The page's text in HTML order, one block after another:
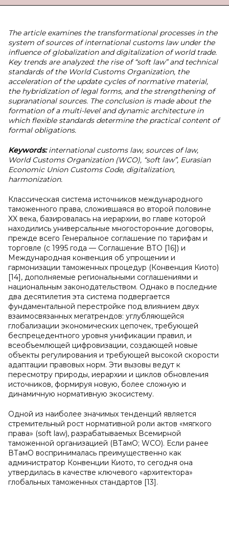
The article examines the transformational processes in the
system of sources of international customs law under the
influence of globalization and digitalization of world trade.
Key trends are analyzed: the rise of “soft law” and technical
standards of the World Customs Organization, the
acceleration of the update cycles of normative material,
the hybridization of legal forms, and the strengthening of
supranational sources. The conclusion is made about the
formation of a multi-level and dynamic architecture in
which flexible standards determine the practical content of
formal obligations.
Keywords:international customs law, sources of law,
World Customs Organization (WCO), “soft law”, Eurasian
Economic Union Customs Code, digitalization,
harmonization.
Классическая система источников международного
таможенного права, сложившаяся во второй половине
XX века, базировалась на иерархии, во главе которой
находились универсальные многосторонние договоры,
прежде всего Генеральное соглашение по тарифам и
торговле (с 1995 года — Соглашение ВТО [16]) и
Международная конвенция об упрощении и
гармонизации таможенных процедур (Конвенция Киото)
[14], дополняемые региональными соглашениями и
национальным законодательством. Однако в последние
два десятилетия эта система подвергается
фундаментальной перестройке под влиянием двух
взаимосвязанных мегатрендов: углубляющейся
глобализации экономических цепочек, требующей
беспрецедентного уровня унификации правил, и
всеобъемлющей цифровизации, создающей новые
объекты регулирования и требующей высокой скорости
адаптации правовых норм. Эти вызовы ведут к
пересмотру природы, иерархии и циклов обновления
источников, формируя новую, более сложную и
динамичную нормативную экосистему.
Одной из наиболее значимых тенденций является
стремительный рост нормативной роли актов «мягкого
права» (soft law), разрабатываемых Всемирной
таможенной организацией (ВТамО; WCO). Если ранее
ВТамО воспринималась преимущественно как
администратор Конвенции Киото, то сегодня она
утвердилась в качестве ключевого «архитектора»
глобальных таможенных стандартов [13].